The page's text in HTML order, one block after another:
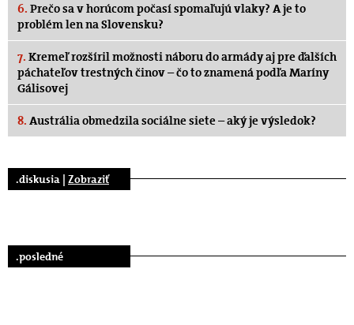
6. Prečo sa v horúcom počasí spomaľujú vlaky? A je to
problém len na Slovensku?
7. Kremeľ rozšíril možnosti náboru do armády aj pre ďalších
páchateľov trestných činov – čo to znamená podľa Maríny
Gálisovej
8. Austrália obmedzila sociálne siete – aký je výsledok?
.diskusia | Zobraziť
.posledné